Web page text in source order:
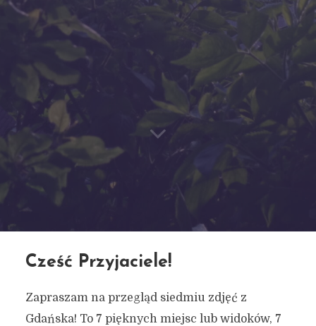
Cześć Przyjaciele!
Zapraszam na przegląd siedmiu zdjęć z
Gdańska! To 7 pięknych miejsc lub widoków, 7